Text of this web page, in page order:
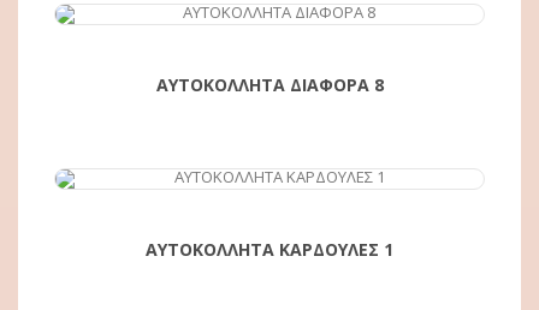
ΑΓΟΡΆ
ΑΥΤΟΚΟΛΛΗΤΑ ΔΙΑΦΟΡΑ 8
ΑΓΟΡΆ
ΑΥΤΟΚΟΛΛΗΤΑ ΚΑΡΔΟΥΛΕΣ 1